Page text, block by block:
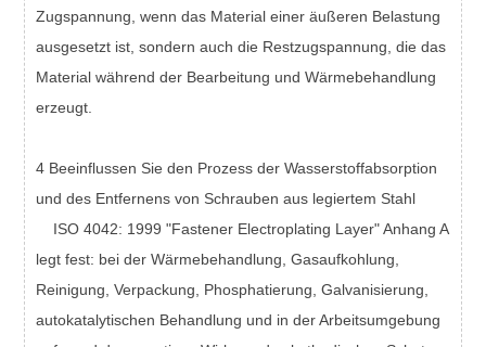
Zugspannung, wenn das Material einer äußeren Belastung
ausgesetzt ist, sondern auch die Restzugspannung, die das
Material während der Bearbeitung und Wärmebehandlung
erzeugt.
4 Beeinflussen Sie den Prozess der Wasserstoffabsorption
und des Entfernens von Schrauben aus legiertem Stahl
ISO 4042: 1999 "Fastener Electroplating Layer" Anhang A
legt fest: bei der Wärmebehandlung, Gasaufkohlung,
Reinigung, Verpackung, Phosphatierung, Galvanisierung,
autokatalytischen Behandlung und in der Arbeitsumgebung